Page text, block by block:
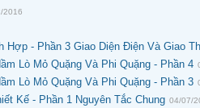
2016
Hợp - Phần 3 Giao Diện Điện Và Giao
Lò Mỏ Quặng Và Phi Quặng - Phần 4
Lò Mỏ Quặng Và Phi Quặng - Phần 3
Kế - Phần 1 Nguyên Tắc Chung 04/07/